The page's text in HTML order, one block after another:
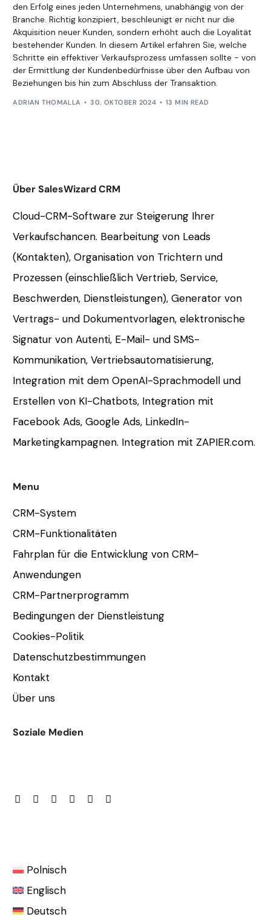
den Erfolg eines jeden Unternehmens, unabhängig von der
Branche. Richtig konzipiert, beschleunigt er nicht nur die
Akquisition neuer Kunden, sondern erhöht auch die Loyalität
bestehender Kunden. In diesem Artikel erfahren Sie, welche
Schritte ein effektiver Verkaufsprozess umfassen sollte - von
der Ermittlung der Kundenbedürfnisse über den Aufbau von
Beziehungen bis hin zum Abschluss der Transaktion.
ADRIAN THOMALLA 30. OKTOBER 2024 13 MIN READ
Über SalesWizard CRM
Cloud-CRM-Software zur Steigerung Ihrer
Verkaufschancen. Bearbeitung von Leads
(Kontakten), Organisation von Trichtern und
Prozessen (einschließlich Vertrieb, Service,
Beschwerden, Dienstleistungen), Generator von
Vertrags- und Dokumentvorlagen, elektronische
Signatur von Autenti, E-Mail- und SMS-
Kommunikation, Vertriebsautomatisierung,
Integration mit dem OpenAI-Sprachmodell und
Erstellen von KI-Chatbots, Integration mit
Facebook Ads, Google Ads, LinkedIn-
Marketingkampagnen. Integration mit ZAPIER.com.
Menu
CRM-System
CRM-Funktionalitäten
Fahrplan für die Entwicklung von CRM-
Anwendungen
CRM-Partnerprogramm
Bedingungen der Dienstleistung
Cookies-Politik
Datenschutzbestimmungen
Kontakt
Über uns
Soziale Medien
Polnisch
Englisch
Deutsch